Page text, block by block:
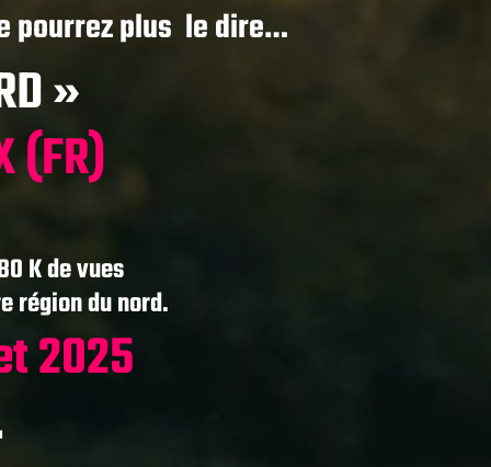
pourrez plus le dire…
»
(FR)
K de vues
région du nord.
2025